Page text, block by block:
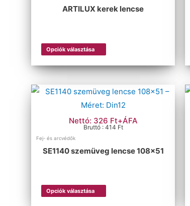
ARTILUX kerek lencse
Opciók választása
Nettó: 326 Ft+ÁFA
Bruttó : 414 Ft
Fej- és arcvédők
SE1140 szemüveg lencse 108×51
Opciók választása